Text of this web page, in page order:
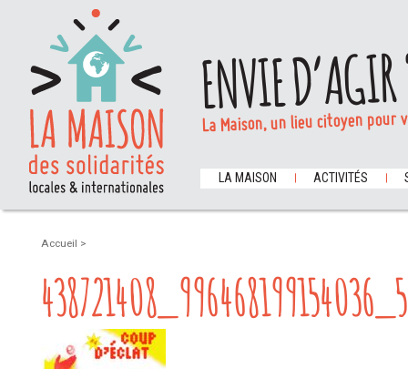
ENVIE
La Maison, un lieu citoyen
LA MAISON ACTIVITÉS
Accueil >